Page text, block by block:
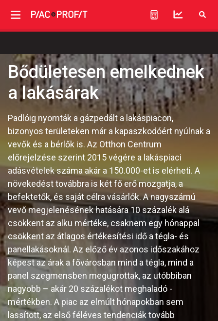
Bődületesen emelkednek
a lakásárak
Padlóig nyomták a gázpedált a lakáspiacon,
bizonyos területeken már a kapaszkodóért nyúlnak a
vevők és a bérlők is. Az Otthon Centrum
előrejelzése szerint 2015 végére a lakáspiaci
adásvételek száma akár a 150.000-et is elérheti. A
növekedést továbbra is két fő erő mozgatja, a
befektetők, és saját célra vásárlók. A nagyszámú
vevő megjelenésének hatására 10 százalék alá
csökkent az alku mértéke, csaknem egy hónappal
csökkent az átlagos értékesítési idő a tégla- és
panellakásoknál. Az előző év azonos időszakához
képest az árak a fővárosban mind a tégla, mind a
panel szegmensben megugrottak, az utóbbiban
nagyobb – akár 20 százalékot meghaladó -
mértékben. A piac az elmúlt hónapokban sem
lassított, az első féléves tendenciák tovább